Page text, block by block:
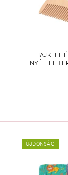
HAJKEFE
NYÉLLEL
ÚJDONSÁG